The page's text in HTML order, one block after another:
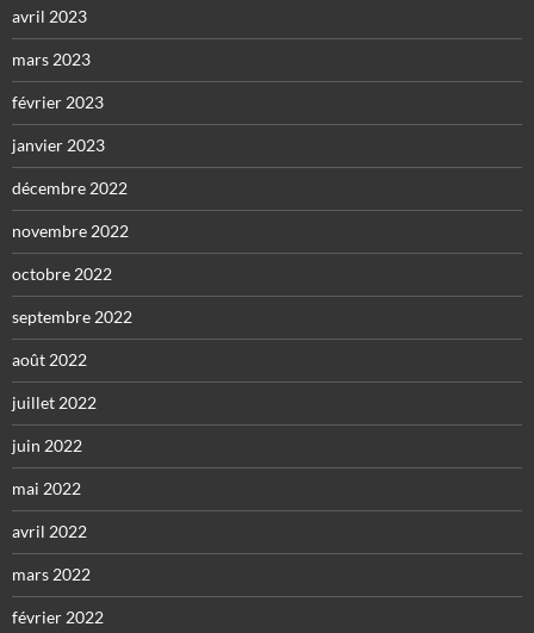
avril 2023
mars 2023
février 2023
janvier 2023
décembre 2022
novembre 2022
octobre 2022
septembre 2022
août 2022
juillet 2022
juin 2022
mai 2022
avril 2022
mars 2022
février 2022